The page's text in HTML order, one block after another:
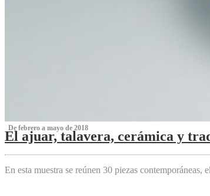
‌ De febrero a mayo de 2018
El ajuar, talavera, cerámica y
‌
En esta muestra se reúnen 30 piezas